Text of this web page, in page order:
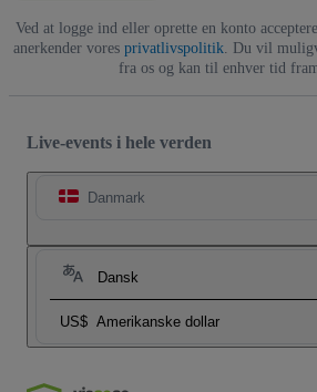
Ved at logge ind eller oprette en konto
anerkender vores privatlivspolitik. Du vil
fra os og kan til enhver tid
Live-events i hele verden
Danmark
Dansk
US$ Amerikanske dollar